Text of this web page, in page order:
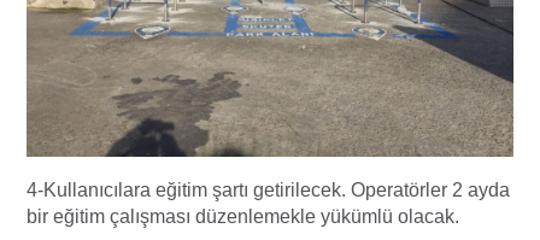
4-Kullanıcılara eğitim şartı getirilecek. Operatörler 2 ayda
bir eğitim çalışması düzenlemekle yükümlü olacak.